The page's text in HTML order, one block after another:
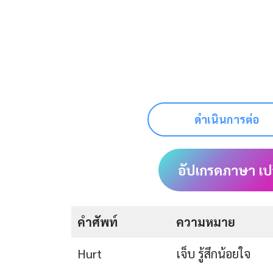
ดำเนินการต่อ
อัปเกรดภาษา เ
คำศัพท์ ความหมาย
Hurt
เจ็บ รู้สึกน้อยใจ